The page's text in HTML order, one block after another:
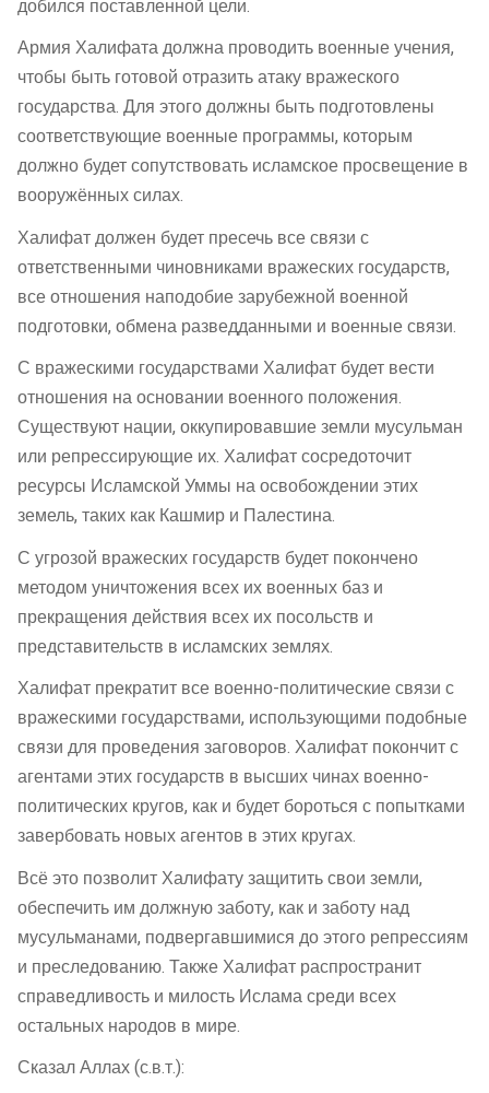
добился поставленной цели.
Армия Халифата должна проводить военные учения,
чтобы быть готовой отразить атаку вражеского
государства. Для этого должны быть подготовлены
соответствующие военные программы, которым
должно будет сопутствовать исламское просвещение в
вооружённых силах.
Халифат должен будет пресечь все связи с
ответственными чиновниками вражеских государств,
все отношения наподобие зарубежной военной
подготовки, обмена разведданными и военные связи.
С вражескими государствами Халифат будет вести
отношения на основании военного положения.
Существуют нации, оккупировавшие земли мусульман
или репрессирующие их. Халифат сосредоточит
ресурсы Исламской Уммы на освобождении этих
земель, таких как Кашмир и Палестина.
С угрозой вражеских государств будет покончено
методом уничтожения всех их военных баз и
прекращения действия всех их посольств и
представительств в исламских землях.
Халифат прекратит все военно-политические связи с
вражескими государствами, использующими подобные
связи для проведения заговоров. Халифат покончит с
агентами этих государств в высших чинах военно-
политических кругов, как и будет бороться с попытками
завербовать новых агентов в этих кругах.
Всё это позволит Халифату защитить свои земли,
обеспечить им должную заботу, как и заботу над
мусульманами, подвергавшимися до этого репрессиям
и преследованию. Также Халифат распространит
справедливость и милость Ислама среди всех
остальных народов в мире.
Сказал Аллах (с.в.т.):